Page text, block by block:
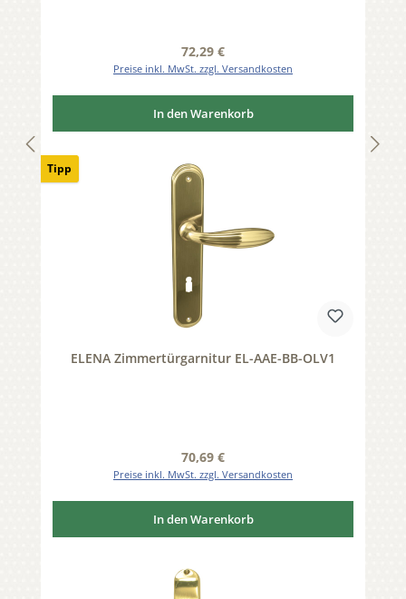
Regulärer Preis:
72,29 €
Preise inkl. MwSt. zzgl. Versandkosten
In den Warenkorb
Tipp
ELENA Zimmertürgarnitur EL-AAE-BB-OLV1
Regulärer Preis:
70,69 €
Preise inkl. MwSt. zzgl. Versandkosten
In den Warenkorb